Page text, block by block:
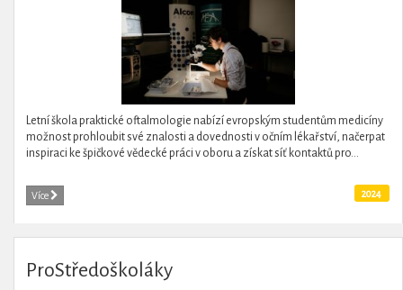
Letní škola praktické oftalmologie nabízí evropským studentům medicíny
možnost prohloubit své znalosti a dovednosti v očním lékařství, načerpat
inspiraci ke špičkové vědecké práci v oboru a získat síť kontaktů pro...
Více 2024
ProStředoškoláky